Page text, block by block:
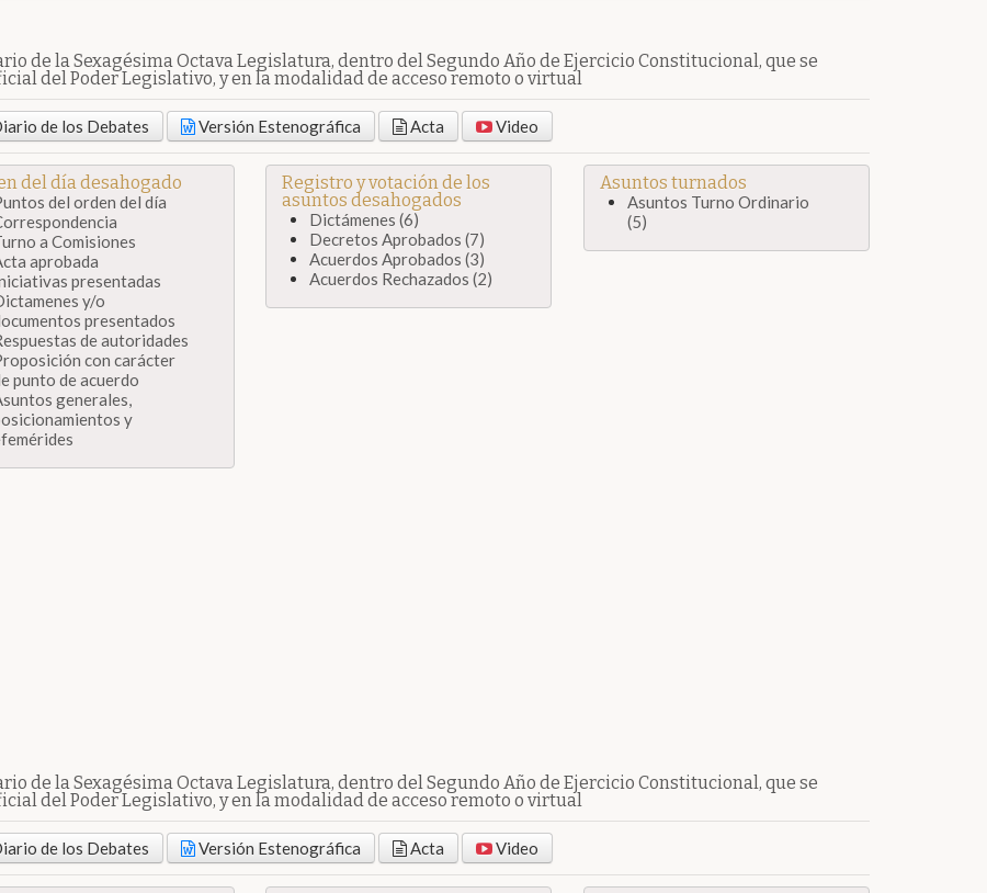
de la Sexagésima Octava Legislatura, dentro del Segundo Año de Ejercicio Constitucional, que se
del Poder Legislativo, y en la modalidad de acceso remoto o virtual
de los Debates Versión Estenográfica Acta Video
del día desahogado
del orden del día
a Comisiones
aprobada
presentadas
y/o
presentados
de autoridades
con carácter
punto de acuerdo
generales,
y
Registro y votación de los
asuntos desahogados
Dictámenes (6)
Decretos Aprobados (7)
Acuerdos Aprobados (3)
Acuerdos Rechazados (2)
Asuntos turnados
Asuntos Turno Ordinario
(5)
de la Sexagésima Octava Legislatura, dentro del Segundo Año de Ejercicio Constitucional, que se
del Poder Legislativo, y en la modalidad de acceso remoto o virtual
de los Debates Versión Estenográfica Acta Video